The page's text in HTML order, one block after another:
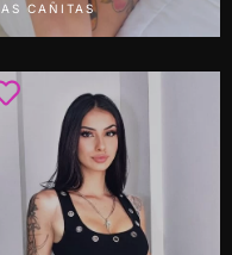
CAÑITAS